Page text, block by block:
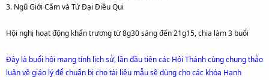
3. Ngũ Giới Cấm và Tứ Đại Điều Qui
Hội nghị hoạt động khẩn trương từ 8g30 sáng đến 21g15, chia làm 3 buổi
Đây là buổi hội mang tính lịch sử, lần đầu tiên các Hội Thánh cùng chung thảo
luận về giáo lý để chuẩn bị cho tài liệu mẫu sẽ dùng cho các khóa Hạnh